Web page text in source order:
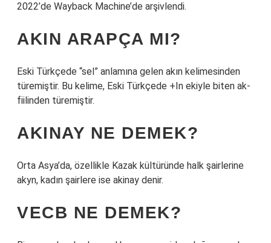
2022’de Wayback Machine’de arşivlendi.
AKIN ARAPÇA MI?
Eski Türkçede “sel” anlamına gelen akın kelimesinden
türemiştir. Bu kelime, Eski Türkçede +In ekiyle biten ak-
fiilinden türemiştir.
AKINAY NE DEMEK?
Orta Asya’da, özellikle Kazak kültüründe halk şairlerine
akyn, kadın şairlere ise akinay denir.
VECB NE DEMEK?